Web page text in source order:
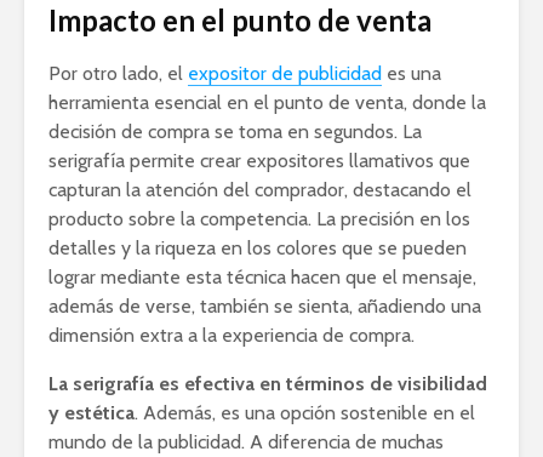
Impacto en el punto de venta
Por otro lado, el expositor de publicidad es una
herramienta esencial en el punto de venta, donde la
decisión de compra se toma en segundos. La
serigrafía permite crear expositores llamativos que
capturan la atención del comprador, destacando el
producto sobre la competencia. La precisión en los
detalles y la riqueza en los colores que se pueden
lograr mediante esta técnica hacen que el mensaje,
además de verse, también se sienta, añadiendo una
dimensión extra a la experiencia de compra.
La serigrafía es efectiva en términos de visibilidad
y estética. Además, es una opción sostenible en el
mundo de la publicidad. A diferencia de muchas